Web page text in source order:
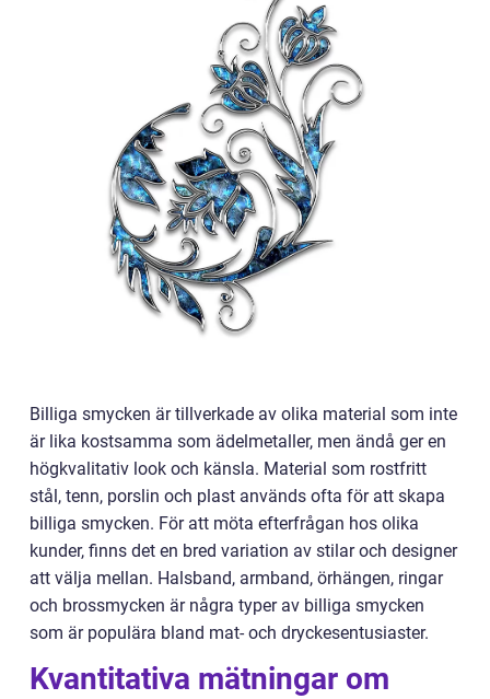
Billiga smycken är tillverkade av olika material som inte
är lika kostsamma som ädelmetaller, men ändå ger en
högkvalitativ look och känsla. Material som rostfritt
stål, tenn, porslin och plast används ofta för att skapa
billiga smycken. För att möta efterfrågan hos olika
kunder, finns det en bred variation av stilar och designer
att välja mellan. Halsband, armband, örhängen, ringar
och brossmycken är några typer av billiga smycken
som är populära bland mat- och dryckesentusiaster.
Kvantitativa mätningar om